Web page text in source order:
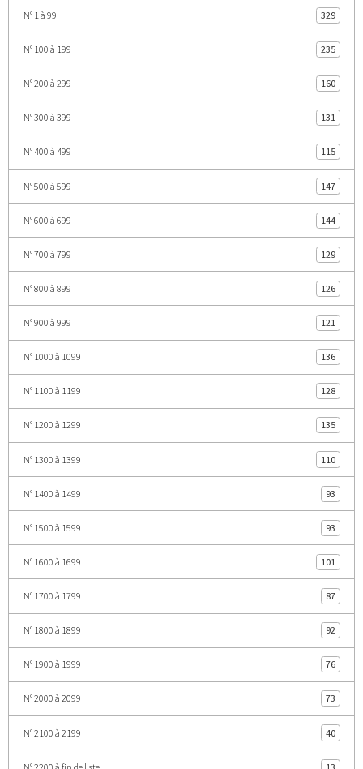
N° 1 à 99 329
N° 100 à 199 235
N° 200 à 299 160
N° 300 à 399 131
N° 400 à 499 115
N° 500 à 599 147
N° 600 à 699 144
N° 700 à 799 129
N° 800 à 899 126
N° 900 à 999 121
N° 1000 à 1099 136
N° 1100 à 1199 128
N° 1200 à 1299 135
N° 1300 à 1399 110
N° 1400 à 1499 93
N° 1500 à 1599 93
N° 1600 à 1699 101
N° 1700 à 1799 87
N° 1800 à 1899 92
N° 1900 à 1999 76
N° 2000 à 2099 73
N° 2100 à 2199 40